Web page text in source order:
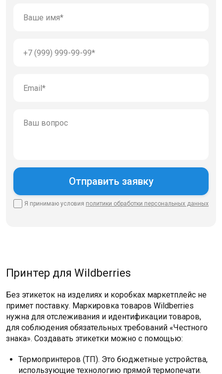
Я принимаю условия политики обработки персональных данных
Принтер для Wildberries
Без этикеток на изделиях и коробках маркетплейс не
примет поставку. Маркировка товаров Wildberries
нужна для отслеживания и идентификации товаров,
для соблюдения обязательных требований «Честного
знака». Создавать этикетки можно с помощью:
Термопринтеров (ТП). Это бюджетные устройства,
использующие технологию прямой термопечати.